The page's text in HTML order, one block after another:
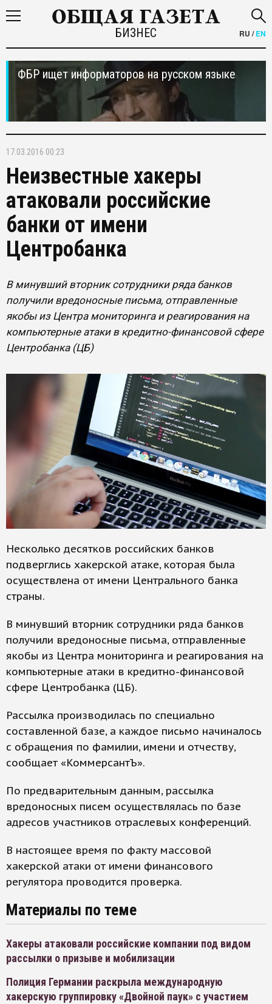
БИЗНЕС RU /EN
ФБР ищет информаторов на русском языке
17.03.2016 00:23
Неизвестные хакеры
атаковали российские
банки от имени
Центробанка
В минувший вторник сотрудники ряда банков
получили вредоносные письма, отправленные
якобы из Центра мониторинга и реагирования на
компьютерные атаки в кредитно-финансовой сфере
Центробанка (ЦБ)
Несколько десятков российских банков
подверглись хакерской атаке, которая была
осуществлена от имени Центрального банка
страны.
В минувший вторник сотрудники ряда банков
получили вредоносные письма, отправленные
якобы из Центра мониторинга и реагирования на
компьютерные атаки в кредитно-финансовой
сфере Центробанка (ЦБ).
Рассылка производилась по специально
составленной базе, а каждое письмо начиналось
с обращения по фамилии, имени и отчеству,
сообщает «КоммерсантЪ».
По предварительным данным, рассылка
вредоносных писем осуществлялась по базе
адресов участников отраслевых конференций.
В настоящее время по факту массовой
хакерской атаки от имени финансового
регулятора проводится проверка.
Материалы по теме
Хакеры атаковали российские компании под видом
рассылки о призыве и мобилизации
Полиция Германии раскрыла международную
хакерскую группировку «Двойной паук» с участием